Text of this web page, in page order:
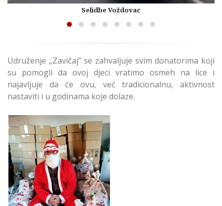
Selidbe Voždovac
Udruženje „Zavičaj” se zahvaljuje svim donatorima koji
su pomogli da ovoj djeci vratimo osmeh na lice i
najavljuje da će ovu, već tradicionalnu, aktivnost
nastaviti i u godinama koje dolaze.
Udruženje „Zavičaj”
deci podelilo 150
novogodišnjih
paketića